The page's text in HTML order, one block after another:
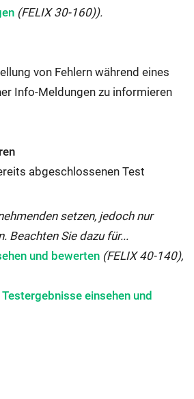
(FELIX 30-160)).
von Fehlern während eines
Info-Meldungen zu informieren
abgeschlossenen Test
setzen, jedoch nur
Beachten Sie dazu für...
und bewerten (FELIX 40-140),
einsehen und